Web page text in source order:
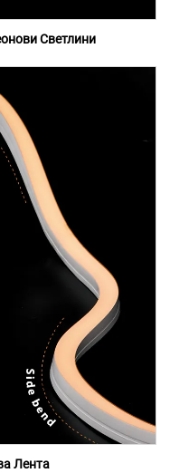
Светлини
Лента